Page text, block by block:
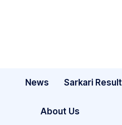
News Sarkari Result
About Us